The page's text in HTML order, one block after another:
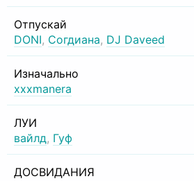
Отпускай
DONI, Согдиана, DJ Daveed
Изначально
xxxmanera
ЛУИ
вайлд, Гуф
ДОСВИДАНИЯ